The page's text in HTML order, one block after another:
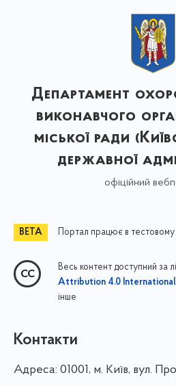
Департамент
виконавчого
міської ради
державної
офіційний
Портал працює в
Весь контент доступний за
Attribution 4.0 International
інше
Контакти
Адреса: 01001, м. Київ, вул.